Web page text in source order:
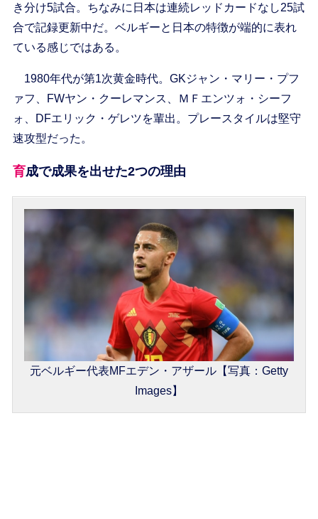
き分け5試合。ちなみに日本は連続レッドカードなし25試
合で記録更新中だ。ベルギーと日本の特徴が端的に表れ
ている感じではある。
1980年代が第1次黄金時代。GKジャン・マリー・プフ
ァフ、FWヤン・クーレマンス、ＭＦエンツォ・シーフ
ォ、DFエリック・ゲレツを輩出。プレースタイルは堅守
速攻型だった。
育成で成果を出せた2つの理由
元ベルギー代表MFエデン・アザール【写真：Getty
Images】